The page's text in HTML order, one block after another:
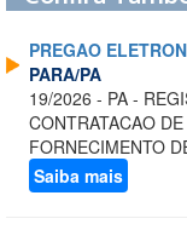
PREGAO
PARA/PA
19/2026 - PA -
CONTRATACAO
FORNECIMENTO
Saiba mais